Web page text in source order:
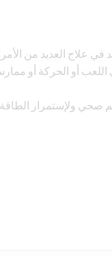
في علاج العديد من
اللعب أو الحركة أو
صحي ولإستمرار الطاقة